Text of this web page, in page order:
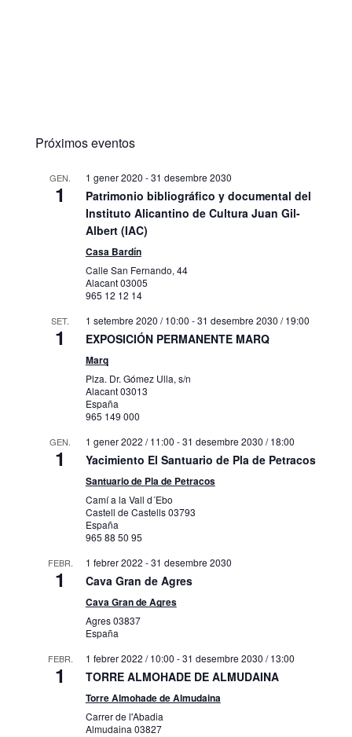
Próximos eventos
GEN.
1
1 gener 2020 -31 desembre 2030
Patrimonio bibliográfico y documental del
Instituto Alicantino de Cultura Juan Gil-
Albert (IAC)
Casa Bardín
Calle San Fernando, 44
Alacant03005
965 12 12 14
SET.
1
1 setembre 2020 / 10:00 -31 desembre 2030 / 19:00
EXPOSICIÓN PERMANENTE MARQ
Marq
Plza. Dr. Gómez Ulla, s/n
Alacant03013
España
965 149 000
GEN.
1
1 gener 2022 / 11:00 -31 desembre 2030 / 18:00
Yacimiento El Santuario de Pla de Petracos
Santuario de Pla de Petracos
Camí a la Vall d´Ebo
Castell de Castells03793
España
965 88 50 95
FEBR.
1
1 febrer 2022 -31 desembre 2030
Cava Gran de Agres
Cava Gran de Agres
Agres03837
España
FEBR.
1
1 febrer 2022 / 10:00 -31 desembre 2030 / 13:00
TORRE ALMOHADE DE ALMUDAINA
Torre Almohade de Almudaina
Carrer de l'Abadia
Almudaina 03827